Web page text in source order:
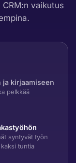
vaikutus
ja kirjaamiseen
pelkkää
syntyvät työn
tuntia